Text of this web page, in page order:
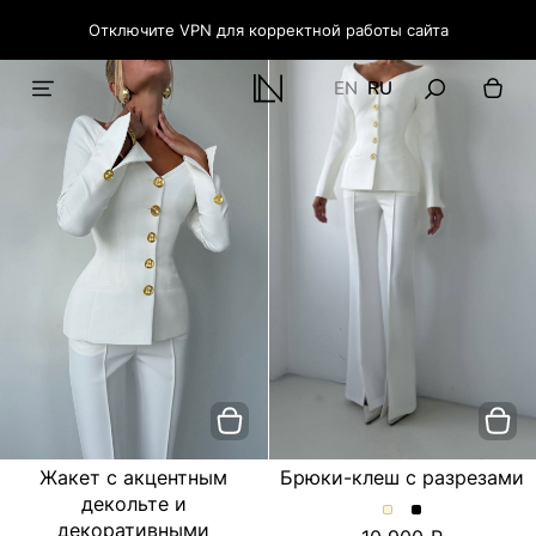
Отключите VPN для корректной работы сайта
EN RU
Жакет с акцентным
декольте и
декоративными
Брюки-клеш с разрезами
Брюки-Брюки-